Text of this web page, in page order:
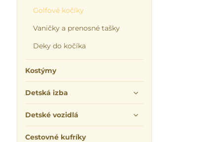
Golfové kočíky
Vaničky a prenosné tašky
Deky do kočíka
Kostýmy
Detská izba
Detské vozidlá
Cestovné kufríky